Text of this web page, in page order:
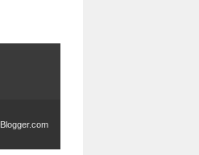
Blogger.com